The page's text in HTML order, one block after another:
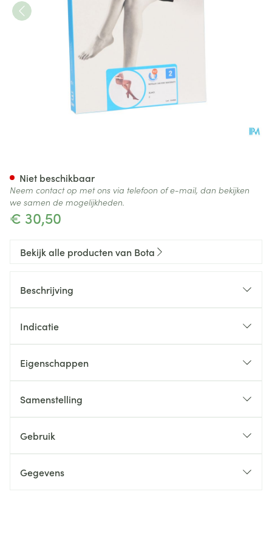
€ 30,50
Niet beschikbaar
Neem contact op met ons via telefoon of e-mail, dan bekijken
we samen de mogelijkheden.
Bekijk alle producten van Bota
Beschrijving
Indicatie
Eigenschappen
Samenstelling
Gebruik
Gegevens